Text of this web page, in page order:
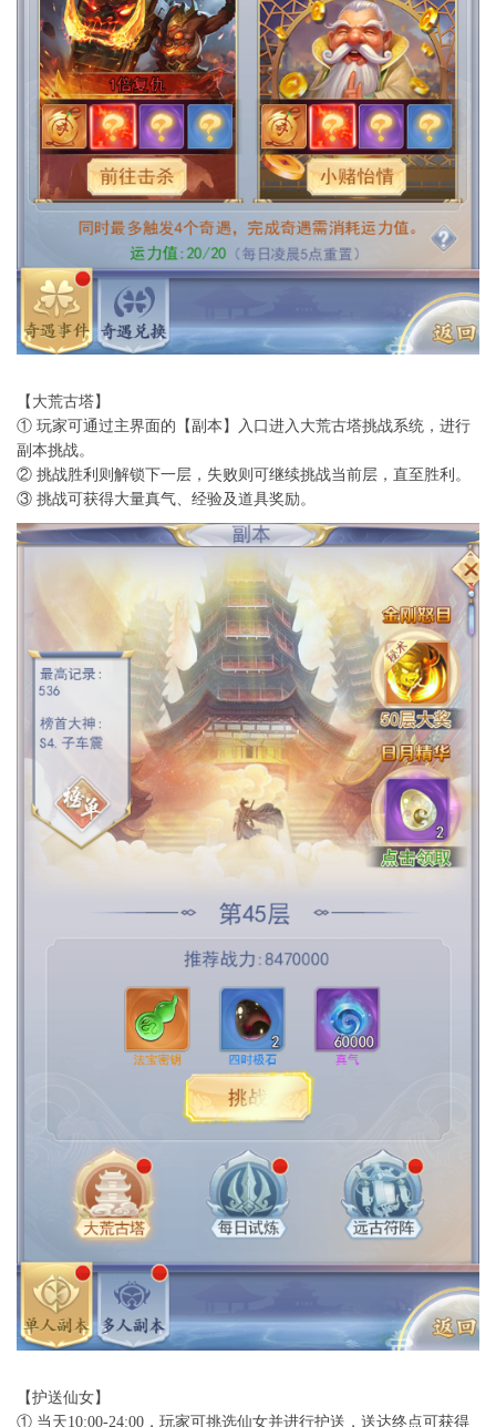
【大荒古塔】
① 玩家可通过主界面的【副本】入口进入大荒古塔挑战系统，进行
副本挑战。
② 挑战胜利则解锁下一层，失败则可继续挑战当前层，直至胜利。
③ 挑战可获得大量真气、经验及道具奖励。
【护送仙女】
① 当天10:00-24:00，玩家可挑选仙女并进行护送，送达终点可获得